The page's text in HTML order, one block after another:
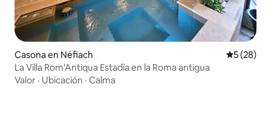
Casona en Néfiach
5 (28)
La Villa Rom'Antiqua Estadía en la Roma antigua
Valor · Ubicación · Calma